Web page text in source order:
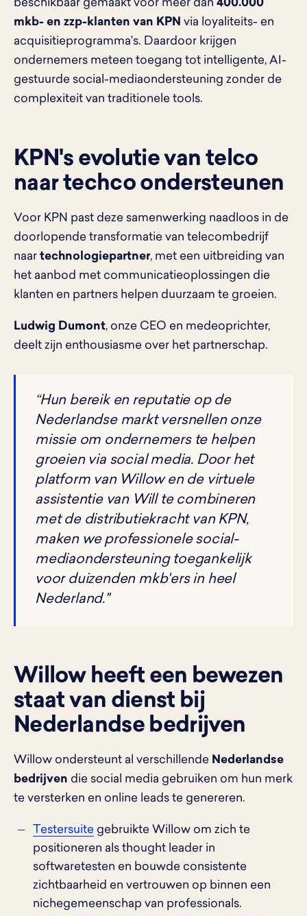
beschikbaar gemaakt voor meer dan 400.000
mkb- en zzp-klanten van KPN via loyaliteits- en
acquisitieprogramma's. Daardoor krijgen
ondernemers meteen toegang tot intelligente, AI-
gestuurde social-mediaondersteuning zonder de
complexiteit van traditionele tools.
KPN's evolutie van telco
naar techco ondersteunen
Voor KPN past deze samenwerking naadloos in de
doorlopende transformatie van telecombedrijf
naar technologiepartner, met een uitbreiding van
het aanbod met communicatieoplossingen die
klanten en partners helpen duurzaam te groeien.
Ludwig Dumont, onze CEO en medeoprichter,
deelt zijn enthousiasme over het partnerschap.
“Hun bereik en reputatie op de
Nederlandse markt versnellen onze
missie om ondernemers te helpen
groeien via social media. Door het
platform van Willow en de virtuele
assistentie van Will te combineren
met de distributiekracht van KPN,
maken we professionele social-
mediaondersteuning toegankelijk
voor duizenden mkb'ers in heel
Nederland."
Willow heeft een bewezen
staat van dienst bij
Nederlandse bedrijven
Willow ondersteunt al verschillende Nederlandse
bedrijven die social media gebruiken om hun merk
te versterken en online leads te genereren.
Testersuite gebruikte Willow om zich te
positioneren als thought leader in
softwaretesten en bouwde consistente
zichtbaarheid en vertrouwen op binnen een
nichegemeenschap van professionals.